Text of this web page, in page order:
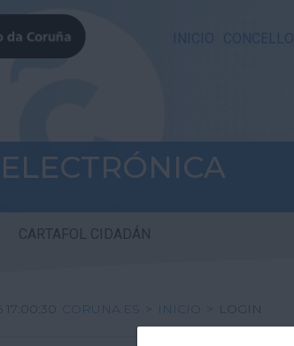
INICIO CONCELLO
CARTAFOL CIDADÁN
CORUNA.ES > INICIO > LOGIN